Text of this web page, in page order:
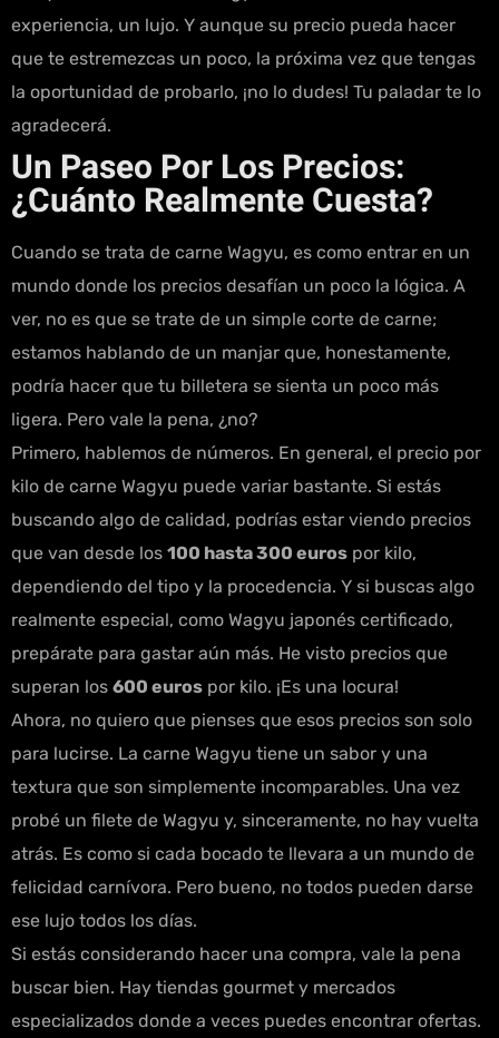
experiencia, un lujo. Y aunque su precio pueda hacer
que te estremezcas un poco, la próxima vez que tengas
la oportunidad de probarlo, ¡no lo dudes! Tu paladar te lo
agradecerá.
Un Paseo Por Los Precios:
¿Cuánto Realmente Cuesta?
Cuando se trata de carne Wagyu, es como entrar en un
mundo donde los precios desafían un poco la lógica. A
ver, no es que se trate de un simple corte de carne;
estamos hablando de un manjar que, honestamente,
podría hacer que tu billetera se sienta un poco más
ligera. Pero vale la pena, ¿no?
Primero, hablemos de números. En general, el precio por
kilo de carne Wagyu puede variar bastante. Si estás
buscando algo de calidad, podrías estar viendo precios
que van desde los 100 hasta 300 euros por kilo,
dependiendo del tipo y la procedencia. Y si buscas algo
realmente especial, como Wagyu japonés certificado,
prepárate para gastar aún más. He visto precios que
superan los 600 euros por kilo. ¡Es una locura!
Ahora, no quiero que pienses que esos precios son solo
para lucirse. La carne Wagyu tiene un sabor y una
textura que son simplemente incomparables. Una vez
probé un filete de Wagyu y, sinceramente, no hay vuelta
atrás. Es como si cada bocado te llevara a un mundo de
felicidad carnívora. Pero bueno, no todos pueden darse
ese lujo todos los días.
Si estás considerando hacer una compra, vale la pena
buscar bien. Hay tiendas gourmet y mercados
especializados donde a veces puedes encontrar ofertas.